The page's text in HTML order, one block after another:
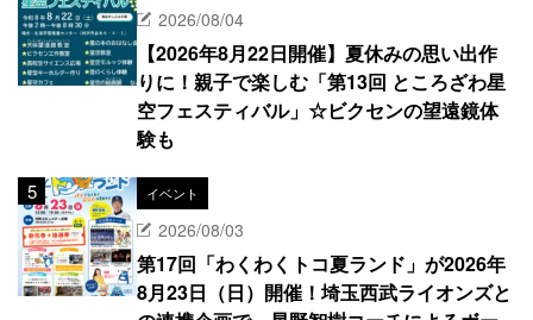
2026/08/04
【2026年8月22日開催】夏休みの思い出作
りに！親子で楽しむ「第13回 ところざわ星
空フェスティバル」☆ビクセンの望遠鏡体
験も
イベント
2026/08/03
第17回「わくわくトコ夏ランド」が2026年
8月23日（日）開催！埼玉西武ライオンズと